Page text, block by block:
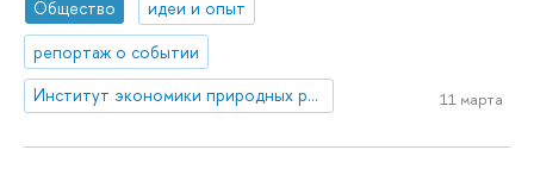
Общество
идеи и опыт
репортаж о событии
Институт экономики природных ресурсов и изменения климата
11 марта